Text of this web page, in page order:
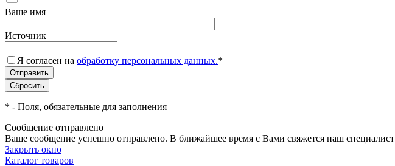
Ваше имя
Источник
Я согласен на обработку персональных данных.*
* - Поля, обязательные для заполнения
Сообщение отправлено
Ваше сообщение успешно отправлено. В ближайшее время с Вами свяжется наш специалист
Закрыть окно
Каталог товаров